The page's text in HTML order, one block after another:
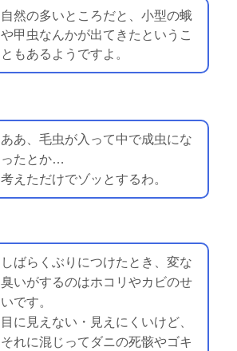
自然の多いところだと、小型の蛾
や甲虫なんかが出てきたというこ
ともあるようですよ。
ああ、毛虫が入って中で成虫にな
ったとか…
考えただけでゾッとするわ。
しばらくぶりにつけたとき、変な
臭いがするのはホコリやカビのせ
いです。
目に見えない・見えにくいけど、
それに混じってダニの死骸やゴキ